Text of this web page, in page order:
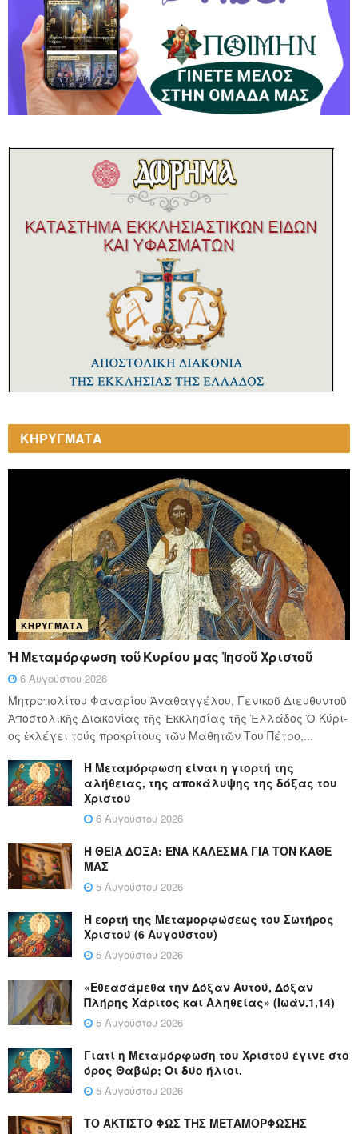
ΚΗΡΥΓΜΑΤΑ
ΚΗΡΎΓΜΑΤΑ
Ἡ Μεταμόρφωση τοῦ Κυρίου μας Ἰησοῦ Χριστοῦ
6 Αυγούστου 2026
Μητροπολίτου Φαναρίου Ἀγαθαγγέλου, Γενικοῦ Διευθυντοῦ
Ἀποστολικῆς Διακονίας τῆς Ἐκκλησίας τῆς Ἑλλάδος Ὁ Κύ­ρι­
ος ἐκλέγει τούς προ­κρί­τους τῶν Μα­θη­τῶν Του Πέ­τρο,...
Η Μεταμόρφωση είναι η γιορτή της
αλήθειας, της αποκάλυψης της δόξας του
Χριστού
6 Αυγούστου 2026
Η ΘΕΙΑ ΔΟΞΑ: ΈΝΑ ΚΑΛΕΣΜΑ ΓΙΑ ΤΟΝ ΚΑΘΕ
ΜΑΣ
5 Αυγούστου 2026
Η εορτή της Μεταμορφώσεως του Σωτήρος
Χριστού (6 Αυγούστου)
5 Αυγούστου 2026
«Εθεασάμεθα την Δόξαν Αυτού, Δόξαν
Πλήρης Χάριτος και Αληθείας» (Ιωάν.1,14)
5 Αυγούστου 2026
Γιατί η Μεταμόρφωση του Χριστού έγινε στο
όρος Θαβώρ; Οι δύο ήλιοι.
5 Αυγούστου 2026
ΤΟ ΑΚΤΙΣΤΟ ΦΩΣ ΤΗΣ ΜΕΤΑΜΟΡΦΩΣΗΣ